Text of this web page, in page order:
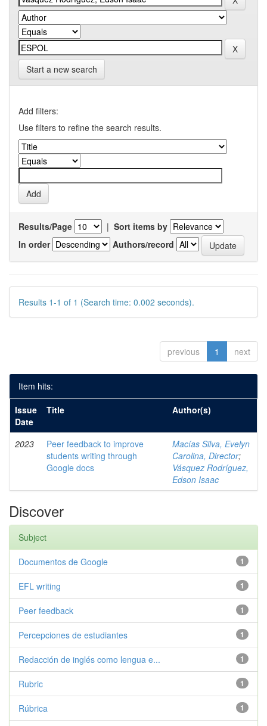
Start a new search
Add filters:
Use filters to refine the search results.
Results/Page | Sort items by
In order
Authors/record
Results 1-1 of 1 (Search time: 0.002 seconds).
previous 1 next
Item hits:
Issue
Date
Title Author(s)
2023
Peer feedback to improve
students writing through
Google docs
Macías Silva, Evelyn
Carolina, Director;
Vásquez Rodríguez,
Edson Isaac
Discover
Subject
1
Documentos de Google
1
EFL writing
1
Peer feedback
1
Percepciones de estudiantes
1
Redacción de inglés como lengua e...
1
Rubric
1
Rúbrica